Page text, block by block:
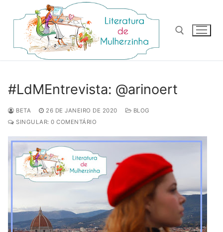
para
conteúdo
#LdMEntrevista: @arinoert
BETA 26 DE JANEIRO DE 2020
BLOG
SINGULAR: 0 COMENTÁRIO